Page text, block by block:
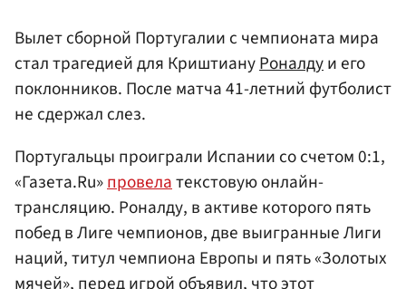
Вылет сборной Португалии с чемпионата мира
стал трагедией для КриштиануРоналдуи его
поклонников. После матча 41-летний футболист
не сдержал слез.
Португальцы проиграли Испании со счетом 0:1,
«Газета.Ru»провелатекстовую онлайн-
трансляцию. Роналду, в активе которого пять
побед в Лиге чемпионов, две выигранные Лиги
наций, титул чемпиона Европы и пять «Золотых
мячей», перед игрой объявил, что этот